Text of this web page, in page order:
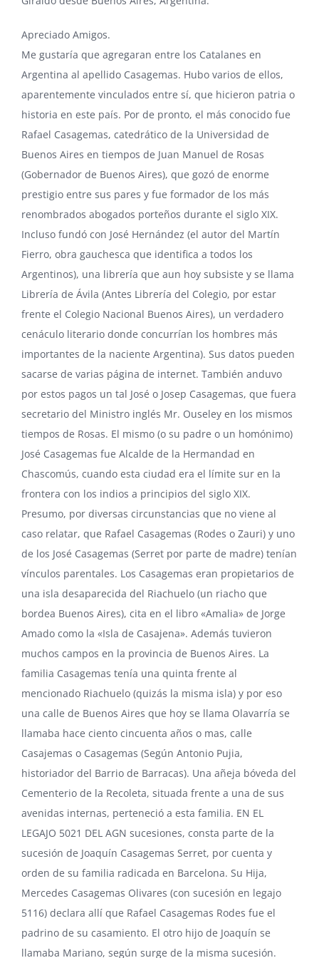
Apreciado Amigos.
Me gustaría que agregaran entre los Catalanes en
Argentina al apellido Casagemas. Hubo varios de ellos,
aparentemente vinculados entre sí, que hicieron patria o
historia en este país. Por de pronto, el más conocido fue
Rafael Casagemas, catedrático de la Universidad de
Buenos Aires en tiempos de Juan Manuel de Rosas
(Gobernador de Buenos Aires), que gozó de enorme
prestigio entre sus pares y fue formador de los más
renombrados abogados porteños durante el siglo XIX.
Incluso fundó con José Hernández (el autor del Martín
Fierro, obra gauchesca que identifica a todos los
Argentinos), una librería que aun hoy subsiste y se llama
Librería de Ávila (Antes Librería del Colegio, por estar
frente el Colegio Nacional Buenos Aires), un verdadero
cenáculo literario donde concurrían los hombres más
importantes de la naciente Argentina). Sus datos pueden
sacarse de varias página de internet. También anduvo
por estos pagos un tal José o Josep Casagemas, que fuera
secretario del Ministro inglés Mr. Ouseley en los mismos
tiempos de Rosas. El mismo (o su padre o un homónimo)
José Casagemas fue Alcalde de la Hermandad en
Chascomús, cuando esta ciudad era el límite sur en la
frontera con los indios a principios del siglo XIX.
Presumo, por diversas circunstancias que no viene al
caso relatar, que Rafael Casagemas (Rodes o Zauri) y uno
de los José Casagemas (Serret por parte de madre) tenían
vínculos parentales. Los Casagemas eran propietarios de
una isla desaparecida del Riachuelo (un riacho que
bordea Buenos Aires), cita en el libro «Amalia» de Jorge
Amado como la «Isla de Casajena». Además tuvieron
muchos campos en la provincia de Buenos Aires. La
familia Casagemas tenía una quinta frente al
mencionado Riachuelo (quizás la misma isla) y por eso
una calle de Buenos Aires que hoy se llama Olavarría se
llamaba hace ciento cincuenta años o mas, calle
Casajemas o Casagemas (Según Antonio Pujia,
historiador del Barrio de Barracas). Una añeja bóveda del
Cementerio de la Recoleta, situada frente a una de sus
avenidas internas, perteneció a esta familia. EN EL
LEGAJO 5021 DEL AGN sucesiones, consta parte de la
sucesión de Joaquín Casagemas Serret, por cuenta y
orden de su familia radicada en Barcelona. Su Hija,
Mercedes Casagemas Olivares (con sucesión en legajo
5116) declara allí que Rafael Casagemas Rodes fue el
padrino de su casamiento. El otro hijo de Joaquín se
llamaba Mariano, según surge de la misma sucesión.